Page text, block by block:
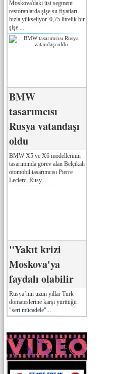
Moskova'daki üst segment
restoranlarda şişe su fiyatları
hızla yükseliyor. 0,75 litrelik bir
şişe ...
BMW
tasarımcısı
Rusya vatandaşı
oldu
BMW X5 ve X6 modellerinin
tasarımında görev alan Belçikalı
otomobil tasarımcısı Pierre
Leclerc, Rusy...
"Yakıt krizi
Moskova'ya
faydalı olabilir
Rusya’nın uzun yıllar Türk
domateslerine karşı yürttüğü
"sert mücadele"...